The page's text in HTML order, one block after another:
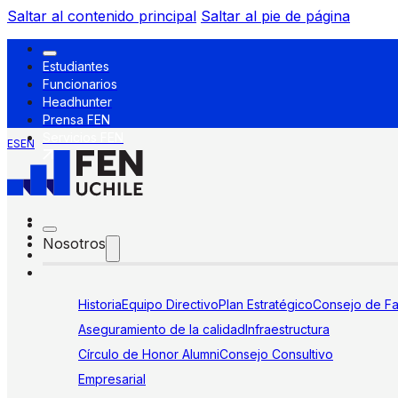
Saltar al contenido principal Saltar al pie de página
Estudiantes
Funcionarios
Headhunter
Prensa FEN
ESEN
Nosotros
HistoriaEquipo DirectivoPlan EstratégicoConsejo de
Aseguramiento de la calidadInfraestructura
Círculo de Honor AlumniConsejo Consultivo
Empresarial